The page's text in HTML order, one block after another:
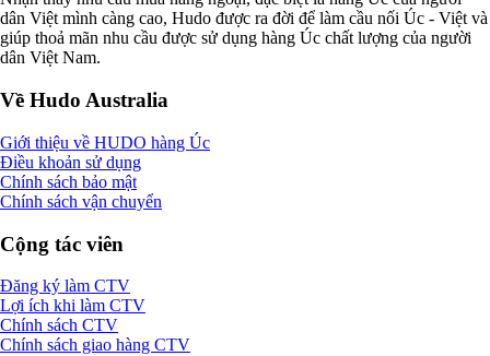
dân Việt mình càng cao, Hudo được ra đời để làm cầu nối Úc - Việt và
giúp thoả mãn nhu cầu được sử dụng hàng Úc chất lượng của người
dân Việt Nam.
Về Hudo Australia
Giới thiệu về HUDO hàng Úc
Điều khoản sử dụng
Chính sách bảo mật
Chính sách vận chuyển
Cộng tác viên
Đăng ký làm CTV
Lợi ích khi làm CTV
Chính sách CTV
Chính sách giao hàng CTV